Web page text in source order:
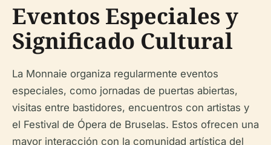
Eventos Especiales y
Significado Cultural
La Monnaie organiza regularmente eventos
especiales, como jornadas de puertas abiertas,
visitas entre bastidores, encuentros con artistas y
el Festival de Ópera de Bruselas. Estos ofrecen una
mayor interacción con la comunidad artística del